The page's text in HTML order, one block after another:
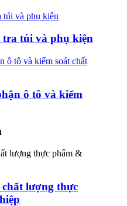
túi và phụ kiện
ô tô và kiểm
lượng thực